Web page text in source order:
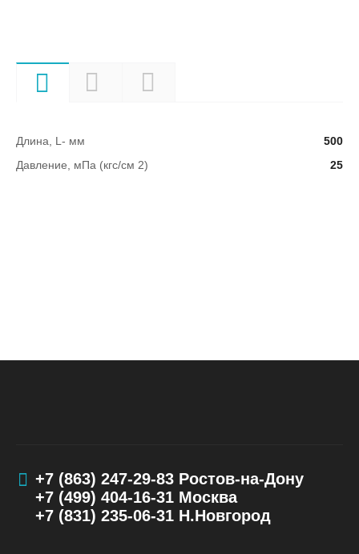
Длина, L- мм
500
Давление, мПа (кгс/см 2)
25
+7 (863) 247-29-83Ростов-на-Дону
+7 (499) 404-16-31Москва
+7 (831) 235-06-31Н.Новгород